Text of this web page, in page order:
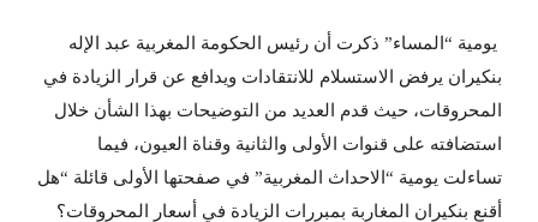
يومية “المساء” ذكرت أن رئيس الحكومة المغربية عبد الإله
بنكيران يرفض الاستسلام للانتقادات ويدافع عن قرار الزيادة في
المحروقات، حيث قدم العديد من التوضيحات بهذا الشأن خلال
استضافته على قنوات الأولى والثانية وقناة العيون، فيما
تساءلت يومية “الاحداث المغربية” في صفحتها الأولى قائلة “هل
أقنع بنكيران المغاربة بمبررات الزيادة في أسعار المحروقات؟